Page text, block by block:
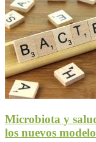
Microbiota y
los nuevos